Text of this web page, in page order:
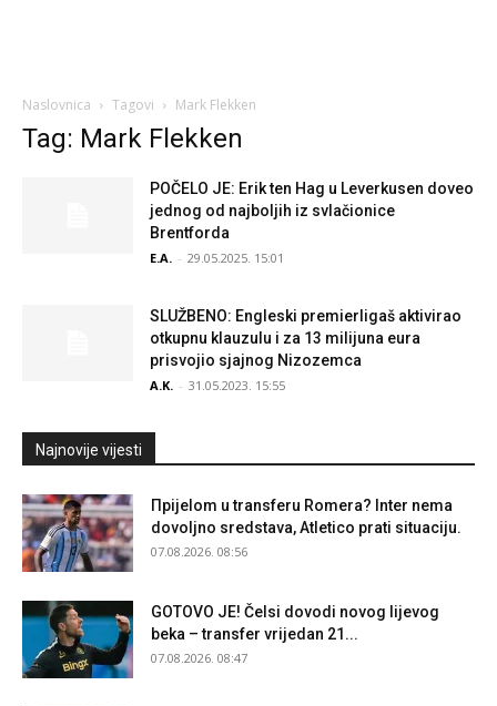
Naslovnica Tagovi Mark Flekken
Tag: Mark Flekken
POČELO JE: Erik ten Hag u Leverkusen doveo
jednog od najboljih iz svlačionice
Brentforda
E.A. - 29.05.2025. 15:01
SLUŽBENO: Engleski premierligaš aktivirao
otkupnu klauzulu i za 13 milijuna eura
prisvojio sjajnog Nizozemca
A.K. - 31.05.2023. 15:55
Najnovije vijesti
Прijelom u transferu Romera? Inter nema
dovoljno sredstava, Atletico prati situaciju.
07.08.2026. 08:56
GOTOVO JE! Čelsi dovodi novog lijevog
beka – transfer vrijedan 21...
07.08.2026. 08:47